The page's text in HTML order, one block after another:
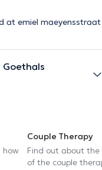
at emiel maeyensstraat
how
Couple Therapy
Find out about the
of the couple